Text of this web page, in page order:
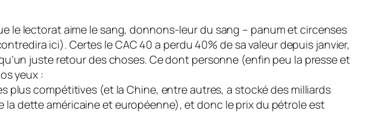
le lectorat aime le sang, donnons-leur du sang – panum et circenses
ici). Certes le CAC 40 a perdu 40% de sa valeur depuis janvier,
juste retour des choses. Ce dont personne (enfin peu la presse et
yeux :
plus compétitives (et la Chine, entre autres, a stocké des milliards
dette américaine et européenne), et donc le prix du pétrole est